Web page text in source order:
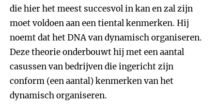
die hier het meest succesvol in kan en zal zijn
moet voldoen aan een tiental kenmerken. Hij
noemt dat het DNA van dynamisch organiseren.
Deze theorie onderbouwt hij met een aantal
casussen van bedrijven die ingericht zijn
conform (een aantal) kenmerken van het
dynamisch organiseren.